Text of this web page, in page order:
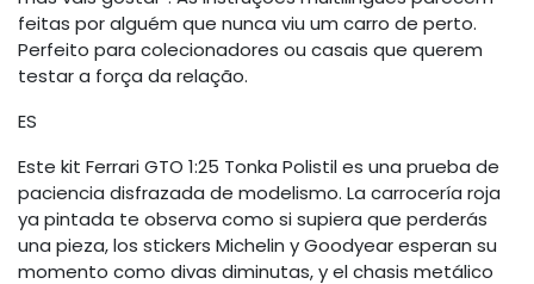
feitas por alguém que nunca viu um carro de perto.
Perfeito para colecionadores ou casais que querem
testar a força da relação.
ES
Este kit Ferrari GTO 1:25 Tonka Polistil es una prueba de
paciencia disfrazada de modelismo. La carrocería roja
ya pintada te observa como si supiera que perderás
una pieza, los stickers Michelin y Goodyear esperan su
momento como divas diminutas, y el chasis metálico